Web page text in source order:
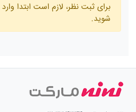
برای ثبت نظر، لازم است ابتدا وارد
شوید.